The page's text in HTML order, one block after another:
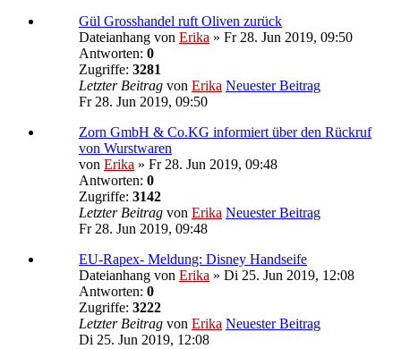
Gül Grosshandel ruft Oliven zurück
Dateianhang von Erika » Fr 28. Jun 2019, 09:50
Antworten: 0
Zugriffe: 3281
Letzter Beitrag von Erika Neuester Beitrag
Fr 28. Jun 2019, 09:50
Zorn GmbH & Co.KG informiert über den Rückruf
von Wurstwaren
von Erika » Fr 28. Jun 2019, 09:48
Antworten: 0
Zugriffe: 3142
Letzter Beitrag von Erika Neuester Beitrag
Fr 28. Jun 2019, 09:48
EU-Rapex- Meldung: Disney Handseife
Dateianhang von Erika » Di 25. Jun 2019, 12:08
Antworten: 0
Zugriffe: 3222
Letzter Beitrag von Erika Neuester Beitrag
Di 25. Jun 2019, 12:08